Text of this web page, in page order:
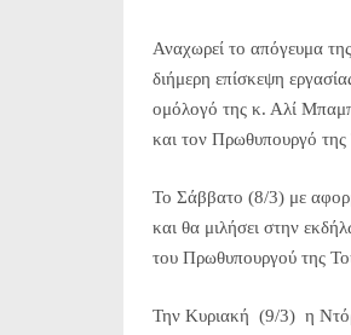
Αναχωρεί το απόγευμα
διήμερη επίσκεψη
ομόλογό της κ. Αλί
και τον Πρωθυπουργό της
Το Σάββατο (8/3) με
και θα μιλήσει στην
του Πρωθυπουργού της
Την Κυριακή (9/3) η